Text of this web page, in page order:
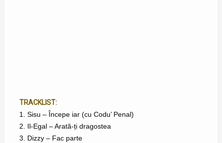
TRACKLIST:
1. Sisu – Începe iar (cu Codu’ Penal)
2. Il-Egal – Arată-ți dragostea
3. Dizzy – Fac parte